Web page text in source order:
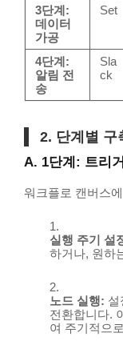
3단계:
데이터
가공
Set
4단계:
알림 전
송
Sla
ck
2. 단계별 구
A. 1단계: 트리
워크플로 캔버스에
실행 주기 설
하거나, 원하
노드 실행: 설
전환합니다.
여 주기적으